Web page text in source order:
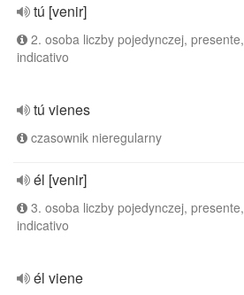
tú [venir]
2. osoba liczby pojedynczej, presente,
indicativo
tú vienes
czasownik nieregularny
él [venir]
3. osoba liczby pojedynczej, presente,
indicativo
él viene